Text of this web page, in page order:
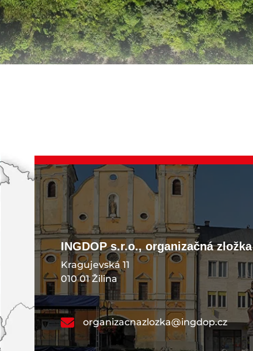
INGDOP s.r.o., organizačná zložka
Kragujevská 11
010 01 Žilina
organizacnazlozka@ingdop.cz